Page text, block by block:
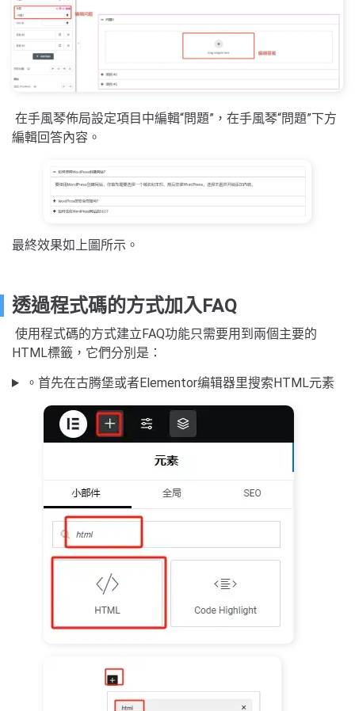
在手風琴佈局設定項目中編輯“問題”，在手風琴“問題”下方
編輯回答內容。
最終效果如上圖所示。
透過程式碼的方式加入FAQ
使用程式碼的方式建立FAQ功能只需要用到兩個主要的
HTML標籤，它們分別是：
。首先在古腾堡或者Elementor编辑器里搜索HTML元素